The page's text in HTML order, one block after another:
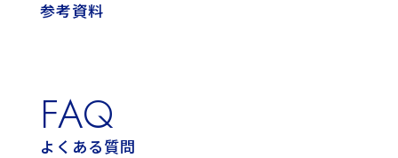
参考資料
FAQ
よくある質問